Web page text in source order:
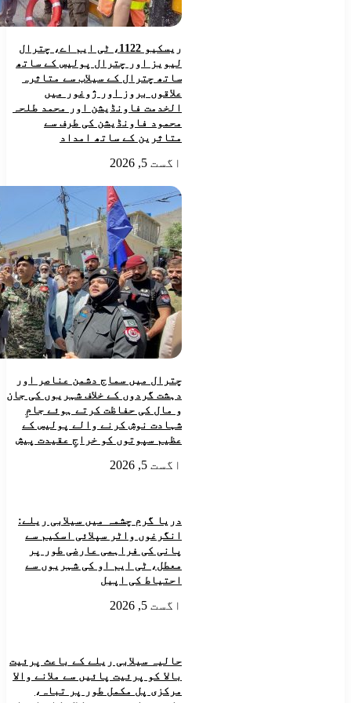
ریسکیو 1122، ٹی ایم اے، چترال
لیویز اور چترال پولیس کے ساتھ
ساتھ چترال کے سیلاب سے متاثرہ
علاقوں بروز اور ژوغور میں
الخدمت فاونڈیشن اور محمد طلحہ
محمود فاونڈیشن کی طرف سے
متاثرین کے ساتھ امداد
اگست 5, 2026
چترال میں سماج دشمن عناصر اور
دہشت گردوں کے خلاف شہریوں کی جان
و مال کی حفاظت کرتے ہوئے جامِ
شہادت نوش کرنے والے پولیس کے
عظیم سپوتوں کو خراجِ عقیدت پیش
اگست 5, 2026
دریا گرم چشمہ میں سیلابی ریلے:
انگرغوں واٹر سپلائی اسکیم سے
پانی کی فراہمی عارضی طور پر
معطل، ٹی ایم او کی شہریوں سے
احتیاط کی اپیل
اگست 5, 2026
حالیہ سیلابی ریلے کے باعث پرئیت
بالا کو پرئیت پائیں سے ملانے والا
مرکزی پل مکمل طور پر تباہ،